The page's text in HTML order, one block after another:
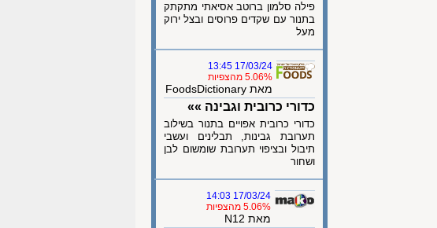
פילה סלמון ברוטב אסיאתי מתקתק
בתנור עם שקדים פרוסים ובצל ירוק
מעל
17/03/24 13:45
5.06% מהצפיות
מאת FoodsDictionary
כדורי כרובית וגבינה »»
כדורי כרובית אפויים בתנור בשילוב
תערובת גבינות, תבלינים ועשבי
תיבול ובציפוי תערובת שומשום לבן
ושחור
17/03/24 14:03
5.06% מהצפיות
מאת N12